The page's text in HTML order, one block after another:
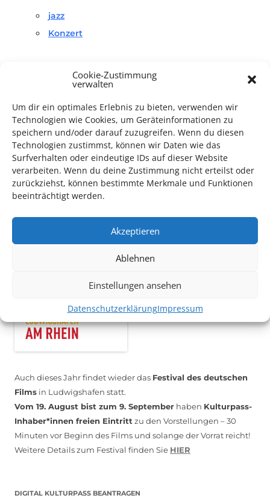
Cookie-Zustimmung
verwalten
Um dir ein optimales Erlebnis zu bieten, verwenden wir
Technologien wie Cookies, um Geräteinformationen zu
speichern und/oder darauf zuzugreifen. Wenn du diesen
Technologien zustimmst, können wir Daten wie das
Surfverhalten oder eindeutige IDs auf dieser Website
verarbeiten. Wenn du deine Zustimmung nicht erteilst oder
zurückziehst, können bestimmte Merkmale und Funktionen
beeinträchtigt werden.
Akzeptieren
Ablehnen
Einstellungen ansehen
DatenschutzerklärungImpressum
jazz
Konzert
TECHNIK SUPPORT GESUCHT!
Das Kulturparkett freut sich stets über
Mithilfe im Bereich Technik . Sie haben Interesse? Dann
melden Sie sich unterinfo@kulturparkett-rhein-neckar.de
Auch dieses Jahr findet wieder das Festival des deutschen
Films in Ludwigshafen statt.
Vom 19. August bist zum 9. September haben Kulturpass-
Inhaber*innen freien Eintritt zu den Vorstellungen – 30
Minuten vor Beginn des Films und solange der Vorrat reicht!
Weitere Details zum Festival finden Sie HIER
DIGITAL KULTURPASS BEANTRAGEN